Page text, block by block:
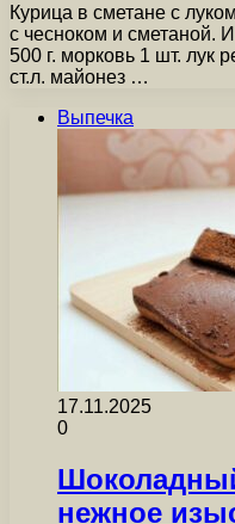
Курица в сметане с
с чесноком и сметаной.
500 г. морковь 1 шт. лук
ст.л. майонез …
Выпечка
17.11.2025
0
нежное